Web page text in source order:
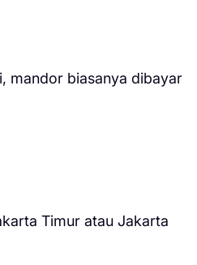
mandor biasanya dibayar
Timur atau Jakarta